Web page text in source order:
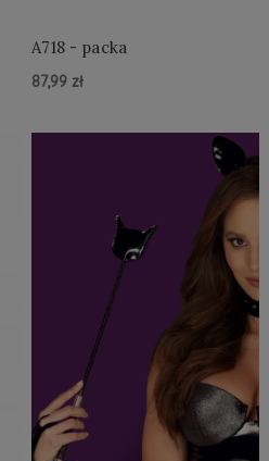
A718 - packa
87,99 zł
Do Koszyka »